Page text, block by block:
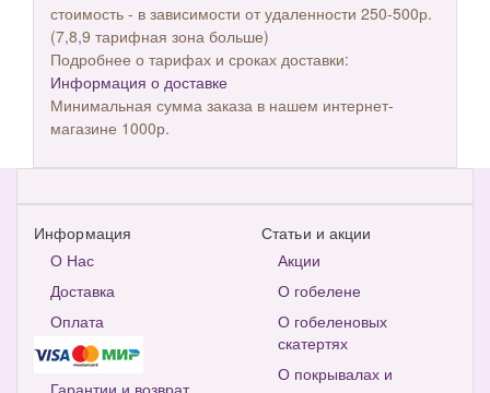
стоимость - в зависимости от удаленности 250-500р.
(7,8,9 тарифная зона больше)
Подробнее о тарифах и сроках доставки:
Информация о доставке
Минимальная сумма заказа в нашем интернет-
магазине 1000р.
Информация
О Нас
Доставка
Оплата
Гарантии и возврат
Статьи и акции
Акции
О гобелене
О гобеленовых
скатертях
О покрывалах и